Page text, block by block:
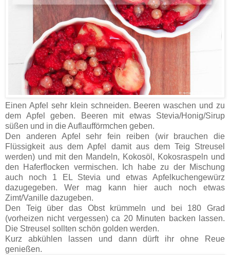
Einen Apfel sehr klein schneiden. Beeren waschen und zu
dem Apfel geben. Beeren mit etwas Stevia/Honig/Sirup
süßen und in die Auflaufförmchen geben.
Den anderen Apfel sehr fein reiben (wir brauchen die
Flüssigkeit aus dem Apfel damit aus dem Teig Streusel
werden) und mit den Mandeln, Kokosöl, Kokosraspeln und
den Haferflocken vermischen. Ich habe zu der Mischung
auch noch 1 EL Stevia und etwas Apfelkuchengewürz
dazugegeben. Wer mag kann hier auch noch etwas
Zimt/Vanille dazugeben.
Den Teig über das Obst krümmeln und bei 180 Grad
(vorheizen nicht vergessen) ca 20 Minuten backen lassen.
Die Streusel sollten schön golden werden.
Kurz abkühlen lassen und dann dürft ihr ohne Reue
genießen.